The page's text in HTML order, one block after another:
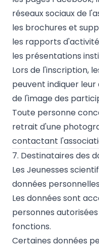
réseaux sociaux de
les brochures et
les rapports
les présentations
Lors de l'inscription,
peuvent indiquer
de l'image des
Toute personne
retrait d'une
contactant
7. Destinataires des
Les Jeunesses
données
Les données sont
personnes
fonctions.
Certaines données